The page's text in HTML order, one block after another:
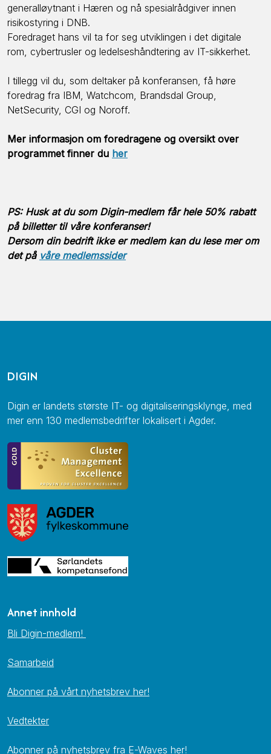
generalløytnant i Hæren og nå spesialrådgiver innen
risikostyring i DNB.
Foredraget hans vil ta for seg utviklingen i det digitale
rom, cybertrusler og ledelseshåndtering av IT-sikkerhet.
I tillegg vil du, som deltaker på konferansen, få høre
foredrag fra IBM, Watchcom, Brandsdal Group,
NetSecurity, CGI og Noroff.
Mer informasjon om foredragene og oversikt over
programmet finner du her
PS: Husk at du som Digin-medlem får hele 50% rabatt
på billetter til våre konferanser!
Dersom din bedrift ikke er medlem kan du lese mer om
det på våre medlemssider
DIGIN
Digin er landets største IT- og digitaliseringsklynge, med
mer enn 130 medlemsbedrifter lokalisert i Agder.
Annet innhold
Bli Digin-medlem!
Samarbeid
Abonner på vårt nyhetsbrev her!
Vedtekter
Abonner på nyhetsbrev fra E-Waves her!